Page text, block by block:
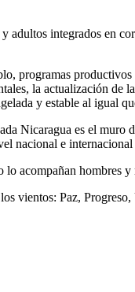
integrados en
programas
la actualización
y estable al igual
Nicaragua es el
nacional e
acompañan
vientos: Paz,